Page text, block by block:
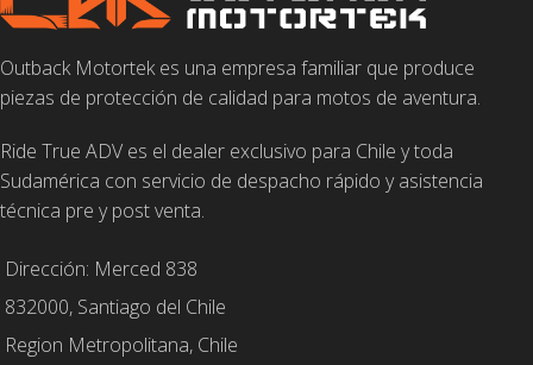
Outback Motortek es una empresa familiar que produce
piezas de protección de calidad para motos de aventura.
Ride True ADV es el dealer exclusivo para Chile y toda
Sudamérica con servicio de despacho rápido y asistencia
técnica pre y post venta.
Dirección: Merced 838
832000, Santiago del Chile
Region Metropolitana, Chile